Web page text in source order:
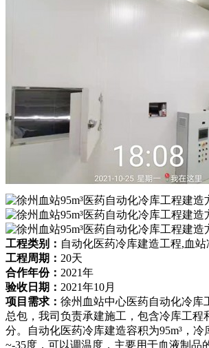
工程类别： 自动化医药冷库建造工程,血
工程周期： 20天
合作年份： 2021年
验收日期： 2021年10月
项目需求： 徐州血站中心医药自动化冷库
总包，我司负责承建施工，包含冷库工程
分。自动化医药冷库建造容积为95m³，冷
~-35度，可以调温度，主要用于血液制品